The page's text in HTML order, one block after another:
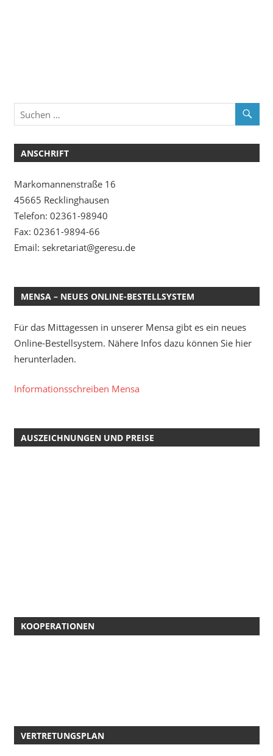
ANSCHRIFT
Markomannenstraße 16
45665 Recklinghausen
Telefon: 02361-98940
Fax: 02361-9894-66
Email: sekretariat@geresu.de
MENSA – NEUES ONLINE-BESTELLSYSTEM
Für das Mittagessen in unserer Mensa gibt es ein neues
Online-Bestellsystem. Nähere Infos dazu können Sie hier
herunterladen.
Informationsschreiben Mensa
AUSZEICHNUNGEN UND PREISE
KOOPERATIONEN
VERTRETUNGSPLAN